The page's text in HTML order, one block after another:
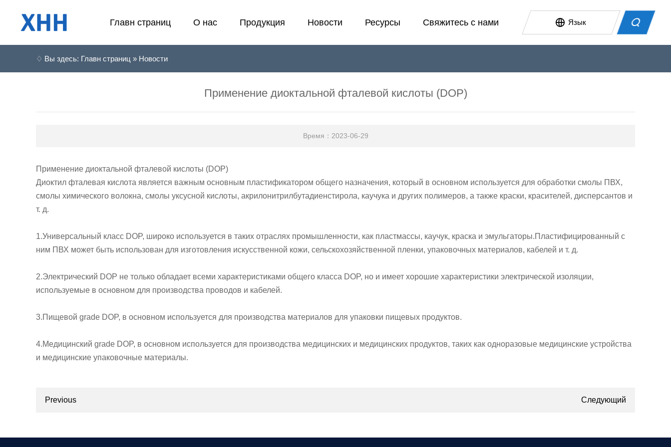
Главн страниц О нас Продукция Новости Ресурсы Свяжитесь с нами Язык
Стабилизатор Пластиковый материал
♢ Вы здесь: Главн страниц » Новости
Применение диоктальной фталевой кислоты (DOP)
Время：2023-06-29
Применение диоктальной фталевой кислоты (DOP)
Диоктил фталевая кислота является важным основным пластификатором общего назначения, который в основном используется для обработки смолы ПВХ,
смолы химического волокна, смолы уксусной кислоты, акрилонитрилбутадиенстирола, каучука и других полимеров, а также краски, красителей, дисперсантов и
т. д.
1.Универсальный класс DOP, широко используется в таких отраслях промышленности, как пластмассы, каучук, краска и эмульгаторы.Пластифицированный с
ним ПВХ может быть использован для изготовления искусственной кожи, сельскохозяйственной пленки, упаковочных материалов, кабелей и т. д.
2.Электрический DOP не только обладает всеми характеристиками общего класса DOP, но и имеет хорошие характеристики электрической изоляции,
используемые в основном для производства проводов и кабелей.
3.Пищевой grade DOP, в основном используется для производства материалов для упаковки пищевых продуктов.
4.Медицинский grade DOP, в основном используется для производства медицинских и медицинских продуктов, таких как одноразовые медицинские устройства
и медицинские упаковочные материалы.
Previous Следующий